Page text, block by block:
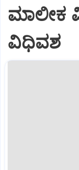
ವಿಧಿವಶ